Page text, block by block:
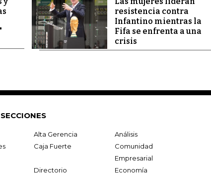
resistencia contra
Infantino mientras la
Fifa se enfrenta a una
crisis
Alta Gerencia
Análisis
Caja Fuerte
Comunidad
Empresarial
Directorio
Economía